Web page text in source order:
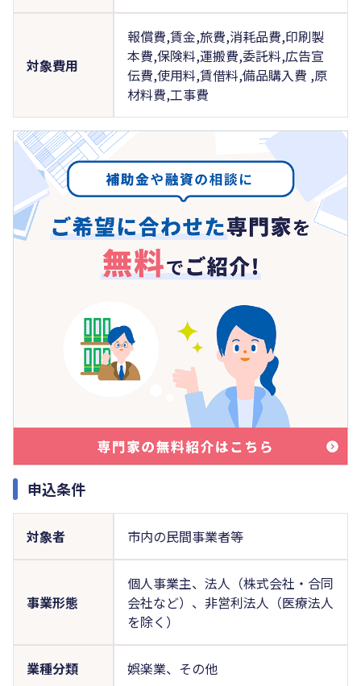
対象費用
報償費,賃金,旅費,消耗品費,印刷製
本費,保険料,運搬費,委託料,広告宣
伝費,使用料,賃借料,備品購入費 ,原
材料費,工事費
申込条件
対象者 市内の民間事業者等
事業形態
個人事業主、法人（株式会社・合同
会社など）、非営利法人（医療法人
を除く）
業種分類 娯楽業、その他